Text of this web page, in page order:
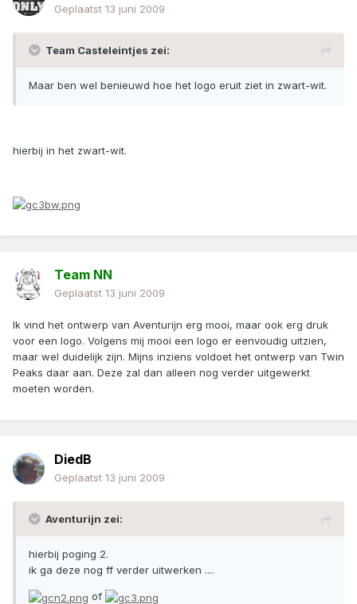
Geplaatst 13 juni 2009
Team Casteleintjes zei:
Maar ben wel benieuwd hoe het logo eruit ziet in zwart-wit.
hierbij in het zwart-wit.
Team NN
Geplaatst 13 juni 2009
Ik vind het ontwerp van Aventurijn erg mooi, maar ook erg druk
voor een logo. Volgens mij mooi een logo er eenvoudig uitzien,
maar wel duidelijk zijn. Mijns inziens voldoet het ontwerp van Twin
Peaks daar aan. Deze zal dan alleen nog verder uitgewerkt
moeten worden.
DiedB
Geplaatst 13 juni 2009
Aventurijn zei:
hierbij poging 2.
ik ga deze nog ff verder uitwerken ....
of